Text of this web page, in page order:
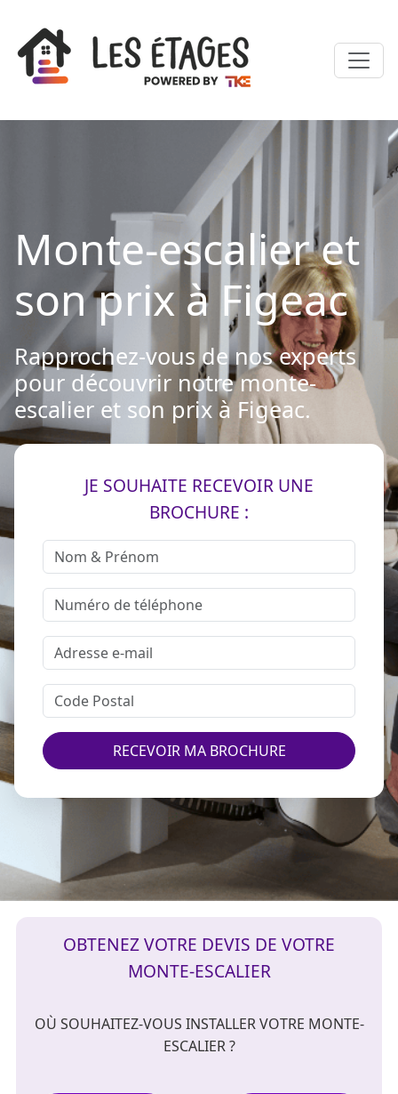
Monte-escalier et
son prix à Figeac
Rapprochez-vous de nos experts
pour découvrir notre monte-
escalier et son prix à Figeac.
JE SOUHAITE RECEVOIR UNE
BROCHURE :
RECEVOIR MA BROCHURE
OBTENEZ VOTRE DEVIS DE VOTRE
MONTE-ESCALIER
OÙ SOUHAITEZ-VOUS INSTALLER VOTRE MONTE-
ESCALIER ?